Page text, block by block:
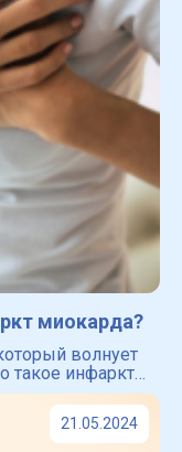
миокарда?
волнует
такое инфаркт
и как это
успокоить вас ―
21.05.2024